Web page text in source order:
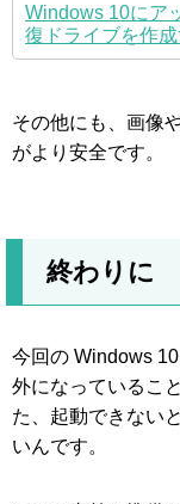
Windows 10にア
復ドライブを作
その他にも、画像
がより安全です。
終わりに
今回の Windows
外になっているこ
た、起動できない
いんです。